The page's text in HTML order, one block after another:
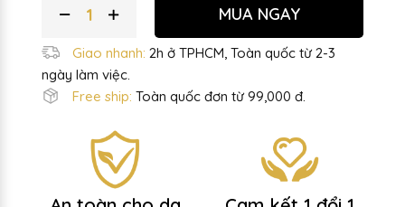
MUA NGAY
Giao nhanh: 2h ở TPHCM, Toàn quốc từ 2-3
ngày làm việc.
Free ship: Toàn quốc đơn từ 99,000 đ.